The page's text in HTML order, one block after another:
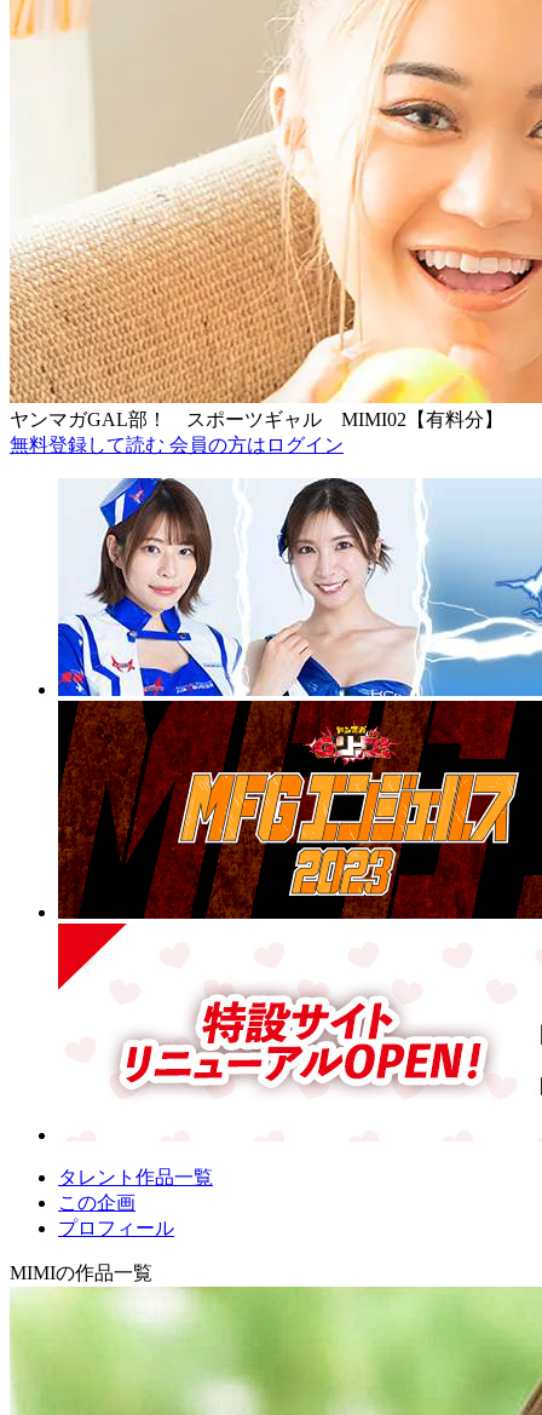
ヤンマガGAL部！ スポーツギャル MIMI02【有料分】
無料登録して読む 会員の方はログイン
タレント作品一覧
この企画
プロフィール
MIMIの作品一覧